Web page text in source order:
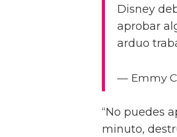
Disney
aprobar
arduo
— Emmy
“No puedes
minuto,